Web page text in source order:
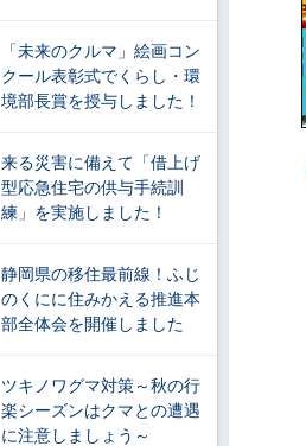
「未来のクルマ」絵画コン
クール表彰式でくらし・環
境部長賞を授与しました！
来る災害に備えて「借上げ
型応急住宅の供与手続訓
練」を実施しました！
静岡県の移住最前線！ふじ
のくにに住みかえる推進本
部全体会を開催しました
ツキノワグマ対策～秋の行
楽シーズンはクマとの遭遇
に注意しましょう～